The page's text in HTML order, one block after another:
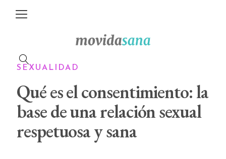
SEXUALIDAD
Qué es el consentimiento: la
base de una relación sexual
respetuosa y sana